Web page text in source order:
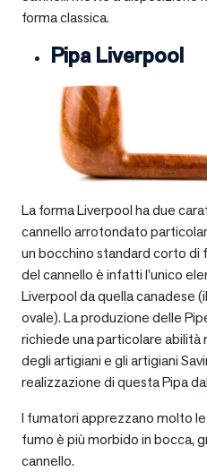
forma classica.
Pipa Liverpool
La forma Liverpool ha due
cannello arrotondato
un bocchino standard corto di
del cannello è infatti l’unico
Liverpool da quella canadese
ovale). La produzione delle
richiede una particolare abilità
degli artigiani e gli artigiani
realizzazione di questa Pipa
I fumatori apprezzano molto
fumo è più morbido in bocca,
cannello.